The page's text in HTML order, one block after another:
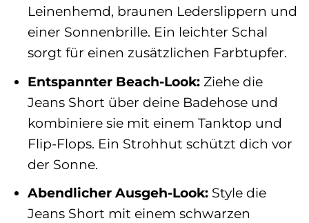
Leinenhemd, braunen Lederslippern und
einer Sonnenbrille. Ein leichter Schal
sorgt für einen zusätzlichen Farbtupfer.
Entspannter Beach-Look:Ziehe die
Jeans Short über deine Badehose und
kombiniere sie mit einem Tanktop und
Flip-Flops. Ein Strohhut schützt dich vor
der Sonne.
Abendlicher Ausgeh-Look:Style die
Jeans Short mit einem schwarzen